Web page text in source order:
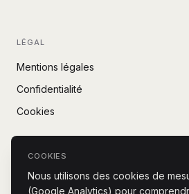
LÉGAL
Mentions légales
Confidentialité
Cookies
SIREN498 106 608
— ARCHIMAIDES · TOULOUSE DEPUIS
COOKIES
Nous utilisons des cookies de
(Google Analytics) pour